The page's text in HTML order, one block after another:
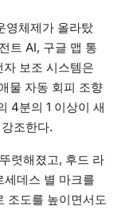
영체제가 올라탔
트 AI, 구글 맵 통
보조 시스템은
물 자동 회피 조향
4분의 1 이상이 새
조한다.
렷해졌고, 후드 라
데스 별 마크를
조도를 높이면서도